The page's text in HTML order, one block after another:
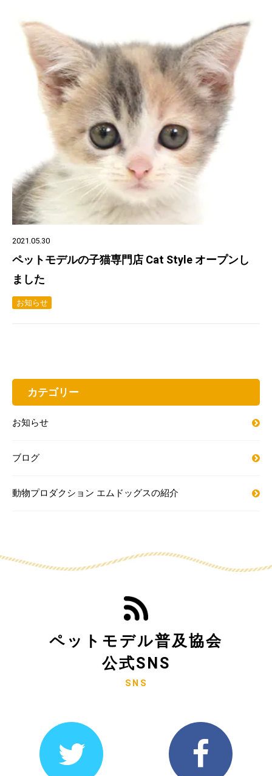
2021.05.30
ペットモデルの子猫専門店 Cat Style オープンし
ました
お知らせ
カテゴリー
お知らせ
ブログ
動物プロダクション エムドッグスの紹介
ペットモデル普及協会
公式SNS
SNS